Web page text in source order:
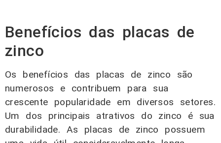
Benefícios das placas de
zinco
Os benefícios das placas de zinco são
numerosos e contribuem para sua
crescente popularidade em diversos setores.
Um dos principais atrativos do zinco é sua
durabilidade. As placas de zinco possuem